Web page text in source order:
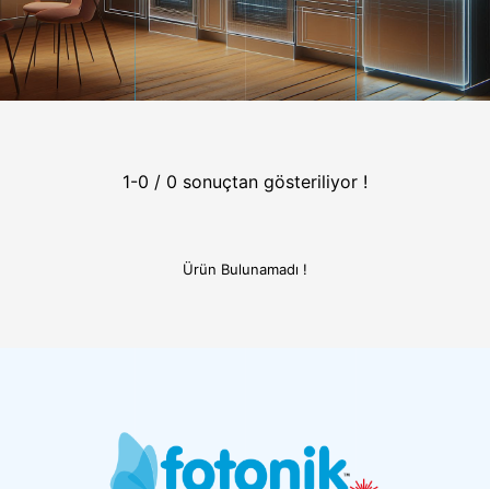
1-0 / 0 sonuçtan gösteriliyor !
Ürün Bulunamadı !